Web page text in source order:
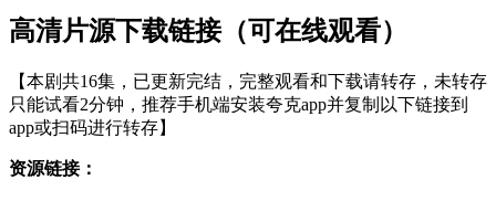
高清片源下载链接（可在线观看）
【本剧共16集，已更新完结，完整观看和下载请转存，未转存
只能试看2分钟，推荐手机端安装夸克app并复制以下链接到
app或扫码进行转存】
资源链接：